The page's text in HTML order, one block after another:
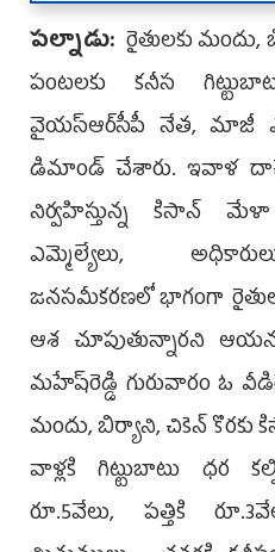
ప‌ల్నాడు: రైతుల‌కు
పంట‌ల‌కు క‌నీస
వైయ‌స్ఆర్‌సీపీ నేత‌, మాజీ
డిమాండ్ చేశారు. ఇవాళ
నిర్వ‌హిస్తున్న కిసాన్ మేళా
ఎమ్మెల్యేలు,
జ‌న‌స‌మీక‌ర‌ణ‌లో భాగంగా
ఆశ చూపుతున్నార‌ని
మ‌హేష్‌రెడ్డి గురువారం ఓ
మందు, బిర్యాని, చికెన్ కొర‌కు
వాళ్లకి గిట్టుబాటు ధర
రూ.5వేలు, పత్తికి